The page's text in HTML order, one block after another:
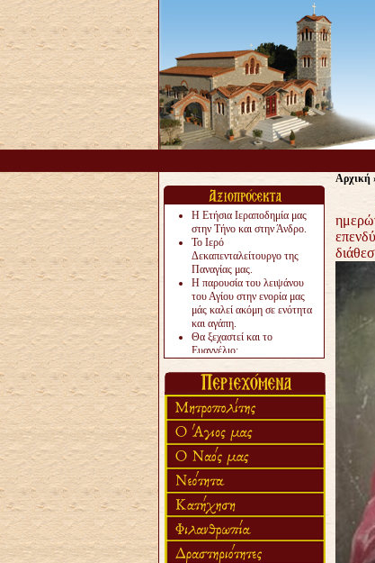
Η Ετήσια Ιεραποδημία μας
στην Τήνο και στην Άνδρο.
Το Ιερό
Δεκαπενταλείτουργο της
Παναγίας μας.
Η παρουσία του λειψάνου
του Αγίου στην ενορία μας
μάς καλεί ακόμη σε ενότητα
και αγάπη.
Θα ξεχαστεί και το
Ευαγγέλιο;
«πολύ αργά».
Ζητείται....
Αρχική